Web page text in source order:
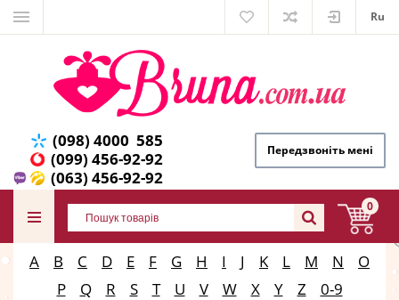
Ru
(098) 4000 585
(099) 456-92-92
(063) 456-92-92
Передзвоніть мені
0
A B C D E F G H I J K L M N
O
P
Q R S T U V W X Y Z
0-9